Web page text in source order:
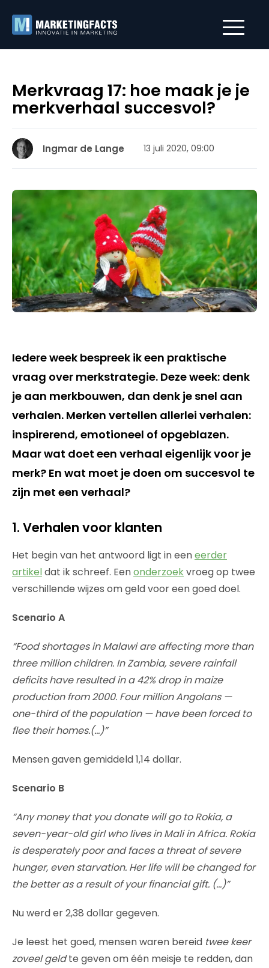
Merkvraag 17: hoe maak je je
merkverhaal succesvol?
Ingmar de Lange 13 juli 2020, 09:00
Iedere week bespreek ik een praktische
vraag over merkstrategie. Deze week: denk
je aan merkbouwen, dan denk je snel aan
verhalen. Merken vertellen allerlei verhalen:
inspirerend, emotioneel of opgeblazen.
Maar wat doet een verhaal eigenlijk voor je
merk? En wat moet je doen om succesvol te
zijn met een verhaal?
1. Verhalen voor klanten
Het begin van het antwoord ligt in eeneerder
artikeldat ik schreef. Eenonderzoekvroeg op twee
verschillende wijzes om geld voor een goed doel.
Scenario A
“Food shortages in Malawi are affecting more than
three million children. In Zambia, severe rainfall
deficits have resulted in a 42% drop in maize
production from 2000. Four million Angolans —
one-third of the population — have been forced to
flee their homes.(…)”
Mensen gaven gemiddeld 1,14 dollar.
Scenario B
“Any money that you donate will go to Rokia, a
seven-year-old girl who lives in Mali in Africa. Rokia
is desperately poor and faces a threat of severe
hunger, even starvation. Her life will be changed for
the better as a result of your financial gift. (…)”
Nu werd er 2,38 dollar gegeven.
Je leest het goed, mensen waren bereid twee keer
zoveel geldte geven om één meisje te redden, dan